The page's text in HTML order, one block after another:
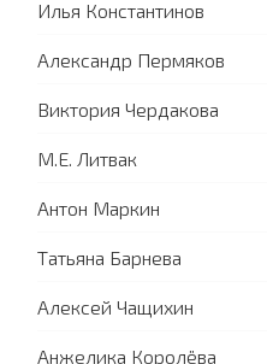
Илья Константинов
Александр Пермяков
Виктория Чердакова
М.Е. Литвак
Антон Маркин
Татьяна Барнева
Алексей Чащихин
Анжелика Королёва